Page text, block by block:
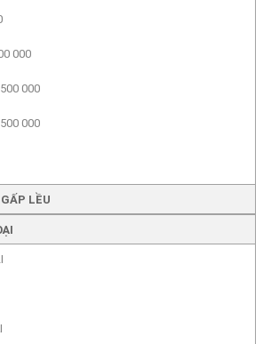
000
000
000
LỀU